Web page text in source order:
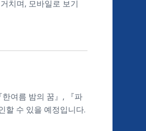
치며, 모바일로 보기
여름 밤의 꿈』, 『파
할 수 있을 예정입니다.